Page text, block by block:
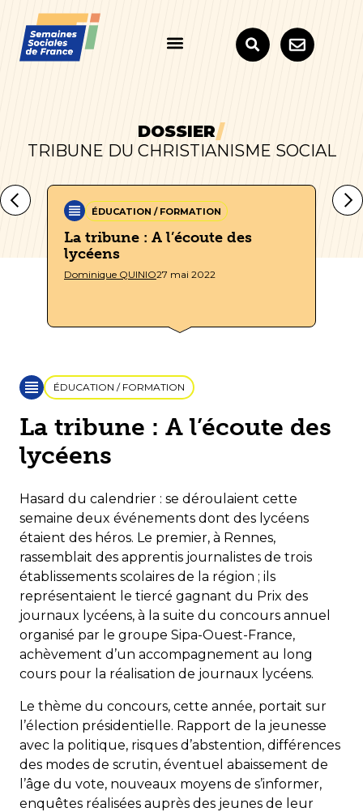
DOSSIER
TRIBUNE DU CHRISTIANISME SOCIAL
ÉDUCATION / FORMATION
La tribune : A l’écoute des
lycéens
Dominique QUINIO27 mai 2022
«
ÉDUCATION / FORMATION
La tribune : A l’écoute des
lycéens
Hasard du calendrier : se déroulaient cette
semaine deux événements dont des lycéens
étaient des héros. Le premier, à Rennes,
rassemblait des apprentis journalistes de trois
établissements scolaires de la région ; ils
représentaient le tiercé gagnant du Prix des
journaux lycéens, à la suite du concours annuel
organisé par le groupe Sipa-Ouest-France,
achèvement d’un accompagnement au long
cours pour la réalisation de journaux lycéens.
Le thème du concours, cette année, portait sur
l’élection présidentielle. Rapport de la jeunesse
avec la politique, risques d’abstention, différences
des modes de scrutin, éventuel abaissement de
l’âge du vote, nouveaux moyens de s’informer,
enquêtes réalisées auprès des jeunes de leur